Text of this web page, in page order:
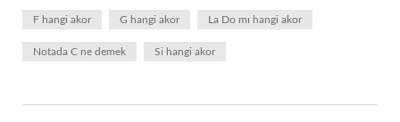
F hangi akor G hangi akor La Do mı hangi akor
Notada C ne demek Si hangi akor